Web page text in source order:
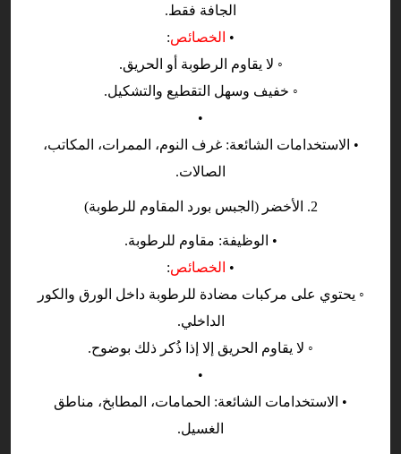
الجافة فقط.
• الخصائص:
◦ لا يقاوم الرطوبة أو الحريق.
◦ خفيف وسهل التقطيع والتشكيل.
•
• الاستخدامات الشائعة: غرف النوم، الممرات، المكاتب،
الصالات.
2. الأخضر (الجبس بورد المقاوم للرطوبة)
• الوظيفة: مقاوم للرطوبة.
• الخصائص:
◦ يحتوي على مركبات مضادة للرطوبة داخل الورق والكور
الداخلي.
◦ لا يقاوم الحريق إلا إذا ذُكر ذلك بوضوح.
•
• الاستخدامات الشائعة: الحمامات، المطابخ، مناطق
الغسيل.